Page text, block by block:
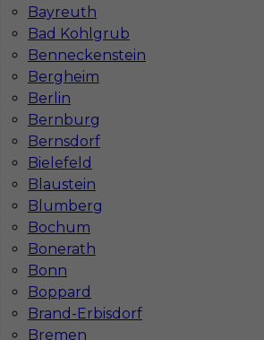
Bayreuth
Bad Kohlgrub
Benneckenstein
Bergheim
Berlin
Bernburg
Bernsdorf
Bielefeld
Blaustein
Blumberg
Bochum
Bonerath
Bonn
Boppard
Brand-Erbisdorf
Bremen
Praca dla murarza w Niemczech
Kategoria
Lokalizacja Niemcy
Wymagane języki
Stawka 14 - 16 € / h
1
Znaleziono 4 wyników